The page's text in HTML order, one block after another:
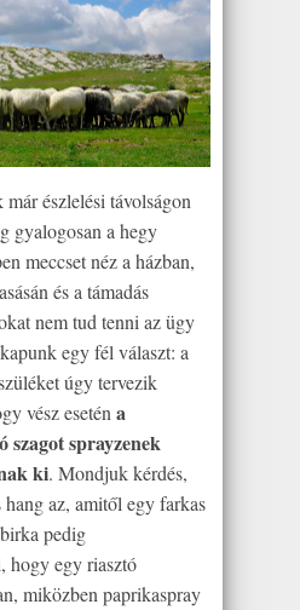
már észlelési távolságon
gyalogosan a hegy
meccset néz a házban,
és a támadás
nem tud tenni az ügy
egy fél választ: a
úgy tervezik
vész esetén a
szagot sprayzenek
ki. Mondjuk kérdés,
az, amitől egy farkas
pedig
hogy egy riasztó
miközben paprikaspray